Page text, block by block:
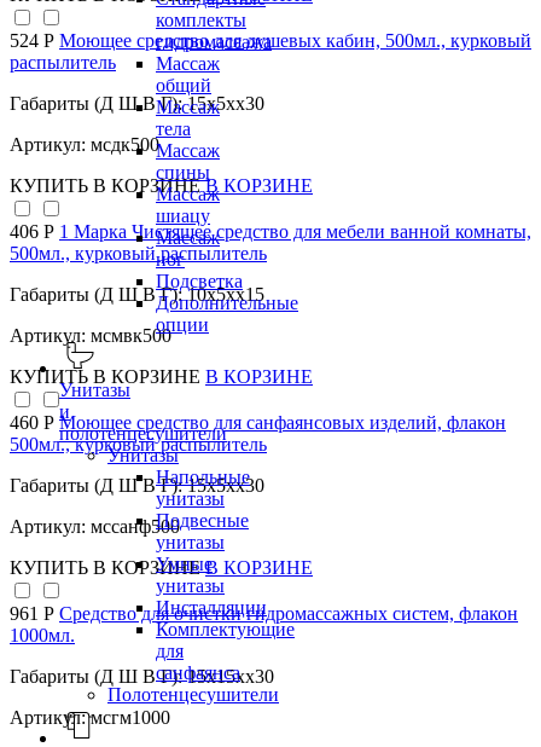
комплекты
гидромассажа
Массаж
общий
Массаж
тела
Массаж
спины
Массаж
шиацу
Массаж
ног
Подсветка
Дополнительные
опции
Унитазы
и
полотенцесушители
Унитазы
Напольные
унитазы
Подвесные
унитазы
Умные
унитазы
Инсталляции
Комплектующие
для
санфаянса
Полотенцесушители
524 Р Моющее средство для душевых кабин, 500мл., курковый
распылитель
Габариты (Д Ш В Г): 15x5xx30
Артикул: мсдк500
КУПИТЬ В КОРЗИНЕ В КОРЗИНЕ
406 Р 1 Марка Чистящее средство для мебели ванной комнаты,
500мл., курковый распылитель
Габариты (Д Ш В Г): 10x5xx15
Артикул: мсмвк500
КУПИТЬ В КОРЗИНЕ В КОРЗИНЕ
460 Р Моющее средство для санфаянсовых изделий, флакон
500мл., курковый распылитель
Габариты (Д Ш В Г): 15x5xx30
Артикул: мссанф500
КУПИТЬ В КОРЗИНЕ В КОРЗИНЕ
961 Р Средство для очистки гидромассажных систем, флакон
1000мл.
Габариты (Д Ш В Г): 15x15xx30
Артикул: мсгм1000